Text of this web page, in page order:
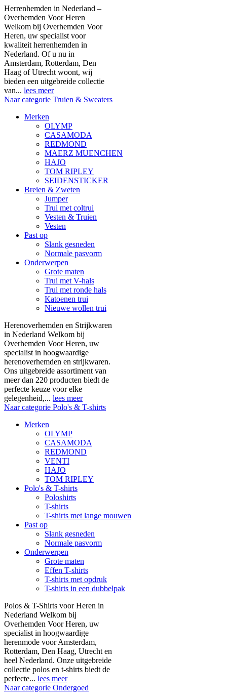
Herrenhemden in Nederland –
Overhemden Voor Heren
Welkom bij Overhemden Voor
Heren, uw specialist voor
kwaliteit herrenhemden in
Nederland. Of u nu in
Amsterdam, Rotterdam, Den
Haag of Utrecht woont, wij
bieden een uitgebreide collectie
van... lees meer
Naar categorie Truien & Sweaters
Merken
OLYMP
CASAMODA
REDMOND
MAERZ MUENCHEN
HAJO
TOM RIPLEY
SEIDENSTICKER
Breien & Zweten
Jumper
Trui met coltrui
Vesten & Truien
Vesten
Past op
Slank gesneden
Normale pasvorm
Onderwerpen
Grote maten
Trui met V-hals
Trui met ronde hals
Katoenen trui
Nieuwe wollen trui
Herenoverhemden en Strijkwaren
in Nederland Welkom bij
Overhemden Voor Heren, uw
specialist in hoogwaardige
herenoverhemden en strijkwaren.
Ons uitgebreide assortiment van
meer dan 220 producten biedt de
perfecte keuze voor elke
gelegenheid,... lees meer
Naar categorie Polo's & T-shirts
Merken
OLYMP
CASAMODA
REDMOND
VENTI
HAJO
TOM RIPLEY
Polo's & T-shirts
Poloshirts
T-shirts
T-shirts met lange mouwen
Past op
Slank gesneden
Normale pasvorm
Onderwerpen
Grote maten
Effen T-shirts
T-shirts met opdruk
T-shirts in een dubbelpak
Polos & T-Shirts voor Heren in
Nederland Welkom bij
Overhemden Voor Heren, uw
specialist in hoogwaardige
herenmode voor Amsterdam,
Rotterdam, Den Haag, Utrecht en
heel Nederland. Onze uitgebreide
collectie polos en t-shirts biedt de
perfecte... lees meer
Naar categorie Ondergoed